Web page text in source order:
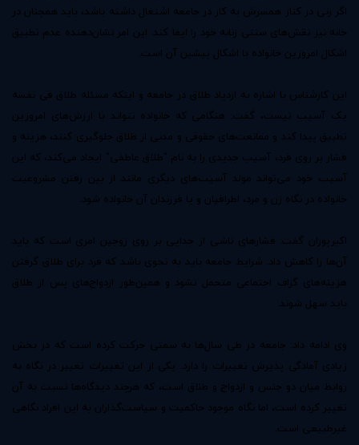
اگر زنی در کنار همسرش به کار در جامعه اشتغال داشته باشد، باید همچنان در
خانه نیز نقش‌های سنتی زنانه خود را ایفا کند. این امر نشان‌دهنده عدم تطبیق
اشکال امروزین خانواده با اشکال پیشین آن است.
این کارشناس با اشاره به ازدیاد طلاق در جامعه و اینکه مسئله طلاق فی نفسه
یک آسیب نیست، گفت: هنگامی که خانواده نتواند با ارزش‌های امروزین
تطبیق پیدا کند و ممانعت‌های حقوقی و مدنی از طلاق جلوگیری کنند، هزینه و
فشار بر روی فرد، آسیب جدیدی را به نام "طلاق عاطفی" ایجاد می‌کند، که این
آسیب خود می‌تواند مولد آسیب‌های دیگری مانند از بین رفتن مشروعیت
خانواده در نگاه زن و مرد، اطرافیان و یا فرزندان آن خانواده شود.
اکبرپوران گفت: فشارهای ناشی از جدایی بر روی زوجین امری است که باید
آن‌ها را کاهش داد. شرایط جامعه باید به نحوی باشد که فرد برای طلاق گرفتن
هزینه‌های گزاف اجتماعی متحمل نشود و همین‌طور ازدواج‌های پس از طلاق
باید سهل شوند.
وی ادامه داد: جامعه در طی سال‌ها به سمتی حرکت کرده است که در بخش
زیادی آمادگی پذیرش تغییرات را دارد. یکی از این تغییرات تغییر در نگاه به
روابط میان دو جنس و ازدواج و طلاق است، که هرچند دیدگاه‌ها نسبت به آن
تغییر کرده است، اما نگاه موجود حاکمیت و سیاست‌گذاران به این افراد نگاهی
غیرطبیعی است.